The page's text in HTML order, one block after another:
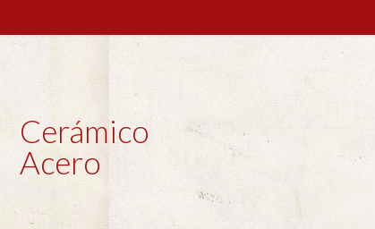
Cerámico
Acero